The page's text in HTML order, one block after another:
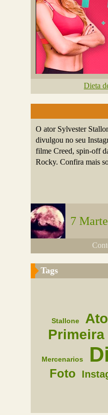
Dieta
O ator Sylvester
divulgou no seu
filme Creed, spin-off
Rocky. Confira mais
7 Marte
Tags
Stallone
Primeira
Mercenarios
Foto